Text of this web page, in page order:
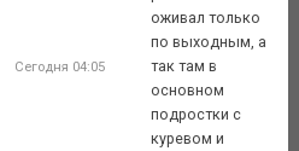
Сегодня 04:05
оживал только
по выходным, а
так там в
основном
подростки с
куревом и